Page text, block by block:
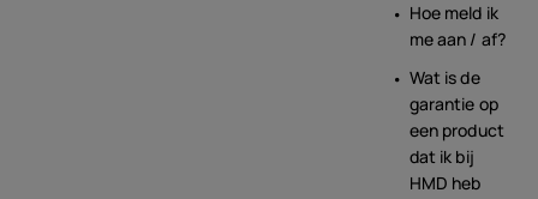
Hoe meld ik
me aan / af?
Wat is de
garantie op
een product
dat ik bij
HMD heb